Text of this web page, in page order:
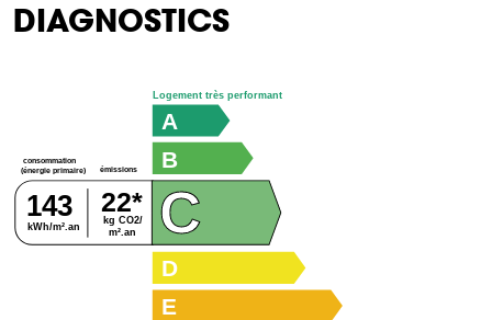
DIAGNOSTICS
consommation
(énergie primaire)
émissions
kg CO2/
m².an
kWh/m².an
143 22*
E
D
C
B
A
Logement très performant